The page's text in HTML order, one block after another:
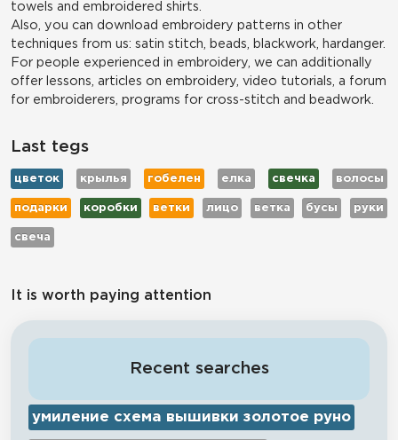
towels and embroidered shirts.
Also, you can download embroidery patterns in other
techniques from us: satin stitch, beads, blackwork, hardanger.
For people experienced in embroidery, we can additionally
offer lessons, articles on embroidery, video tutorials, a forum
for embroiderers, programs for cross-stitch and beadwork.
Last tegs
цветок крылья гобелен елка свечка волосы
подарки коробки ветки лицо ветка бусы руки
свеча
It is worth paying attention
Recent searches
умиление схема вышивки золотое руно